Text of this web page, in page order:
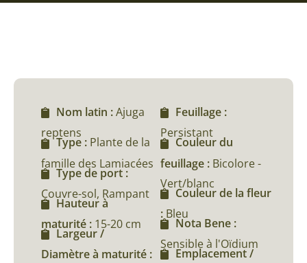
Nom latin :Ajuga
reptens
Type : Plante de la
famille des Lamiacées
Type de port :
Couvre-sol, Rampant
Hauteur à
maturité : 15-20 cm
Largeur /
Diamètre à maturité :
Feuillage :
Persistant
Couleur du
feuillage : Bicolore -
Vert/blanc
Couleur de la fleur
: Bleu
Nota Bene :
Sensible à l'Oïdium
Emplacement /